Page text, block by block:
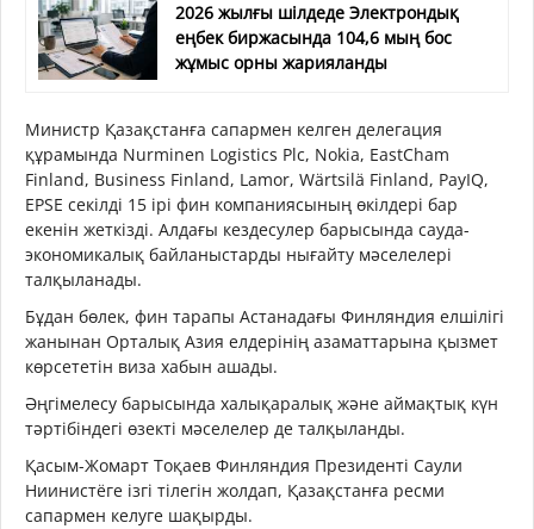
2026 жылғы шілдеде Электрондық
еңбек биржасында 104,6 мың бос
жұмыс орны жарияланды
Министр Қазақстанға сапармен келген делегация
құрамында Nurminen Logistics Plc, Nokia, EastCham
Finland, Business Finland, Lamor, Wärtsilä Finland, PayIQ,
EPSE секілді 15 ірі фин компаниясының өкілдері бар
екенін жеткізді. Алдағы кездесулер барысында сауда-
экономикалық байланыстарды нығайту мәселелері
талқыланады.
Бұдан бөлек, фин тарапы Астанадағы Финляндия елшілігі
жанынан Орталық Азия елдерінің азаматтарына қызмет
көрсететін виза хабын ашады.
Әңгімелесу барысында халықаралық және аймақтық күн
тәртібіндегі өзекті мәселелер де талқыланды.
Қасым-Жомарт Тоқаев Финляндия Президенті Саули
Ниинистёге ізгі тілегін жолдап, Қазақстанға ресми
сапармен келуге шақырды.